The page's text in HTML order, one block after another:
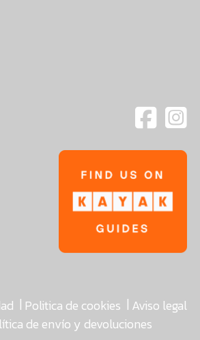
| Politica de cookies | Aviso legal
de envío y devoluciones